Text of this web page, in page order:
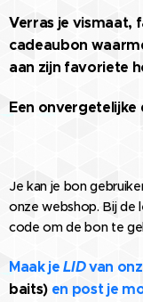
Verras je vismaat,
cadeaubon
aan zijn favoriete
Een
Je kan je bon
onze webshop. Bij de
code om de bon te
Maak jeLIDvan
baits) en post je